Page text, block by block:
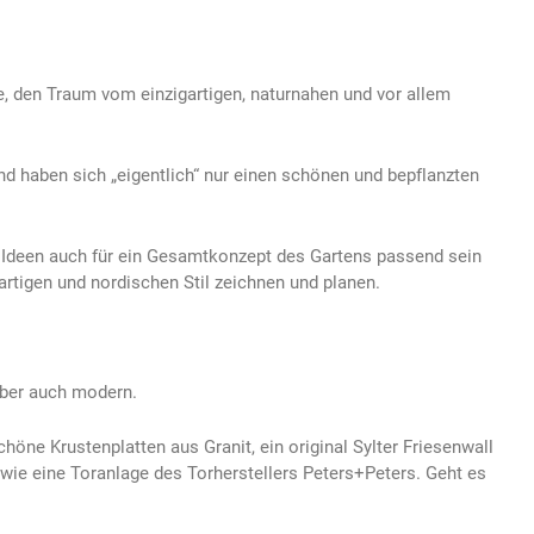
Traum vom einzigartigen, naturnahen und vor allem
haben sich „eigentlich“ nur einen schönen und bepflanzten
auch für ein Gesamtkonzept des Gartens passend sein
und nordischen Stil zeichnen und planen.
auch modern.
Krustenplatten aus Granit, ein original Sylter Friesenwall
eine Toranlage des Torherstellers Peters+Peters. Geht es